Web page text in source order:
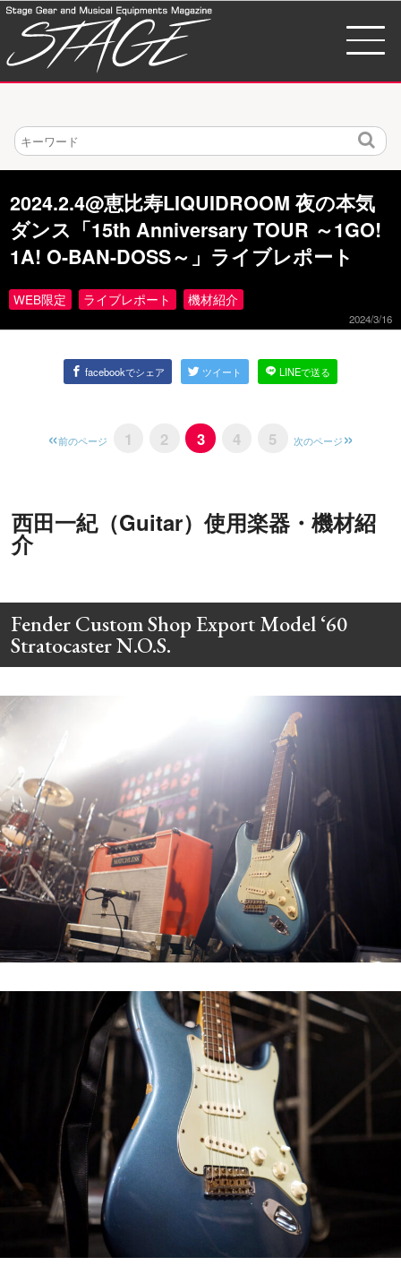
検
2024.2.4@恵比寿LIQUIDROOM 夜の本気
ダンス「15th Anniversary TOUR ～1GO!
1A! O-BAN-DOSS～」ライブレポート
WEB限定 ライブレポート 機材紹介
2024/3/16
facebookでシェア ツイート LINEで送る
前のページ 1 2 3 4 5 次のページ
西田一紀（Guitar）使用楽器・機材紹
介
Fender Custom Shop Export Model ‘60
Stratocaster N.O.S.